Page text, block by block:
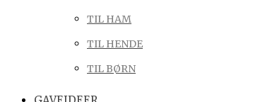
TIL HAM
TIL HENDE
TIL BØRN